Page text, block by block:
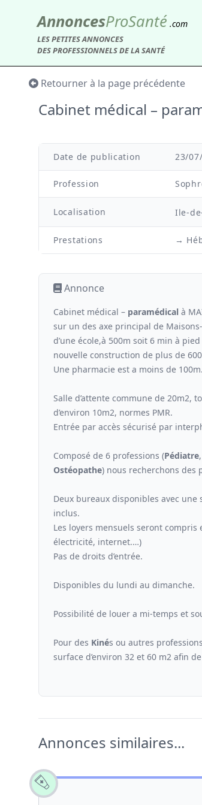
AnnoncesProSanté .com
LES PETITES ANNONCES
DES PROFESSIONNELS DE LA SANTÉ
Retourner à la page précédente
Cabinet médical –
Date de publication 23/
Profession
Localisation Ile-
Prestations →
Annonce
Cabinet médical – paramédical à
sur un des axe principal de
d’une école,à 500m soit 6 min à
nouvelle construction de plus de
Une pharmacie est a moins de 100m.
Salle d’attente commune de 20m2,
d’environ 10m2, normes PMR.
Entrée par accès sécurisé par
Composé de 6 professions (Pédiatre,
Ostéopathe) nous recherchons des
Deux bureaux disponibles avec
inclus.
Les loyers mensuels seront
électricité, internet.…)
Pas de droits d’entrée.
Disponibles du lundi au dimanche.
Possibilité de louer a mi-temps et
Pour des Kinés ou autres
surface d’environ 32 et 60 m2 afin
Annonces similaires...